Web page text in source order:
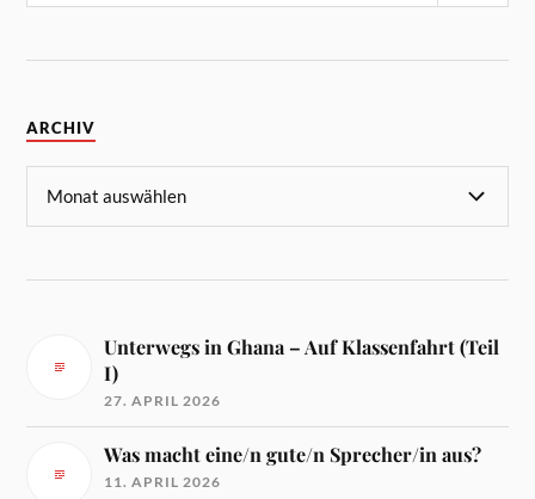
ARCHIV
Unterwegs in Ghana – Auf Klassenfahrt (Teil
I)
27. APRIL 2026
Was macht eine/n gute/n Sprecher/in aus?
11. APRIL 2026